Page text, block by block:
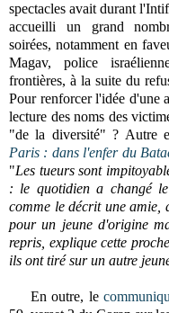
spectacles avait durant
accueilli un grand
soirées, notamment en
Magav, police
frontières, à la suite du
Pour renforcer l'idée d'une
lecture des noms des
"de la diversité" ? Autre
Paris : dans l'enfer du
"Les tueurs sont
: le quotidien a changé
comme le décrit une amie,
pour un jeune d'origine
repris, explique cette
ils ont tiré sur un autre
En outre, le